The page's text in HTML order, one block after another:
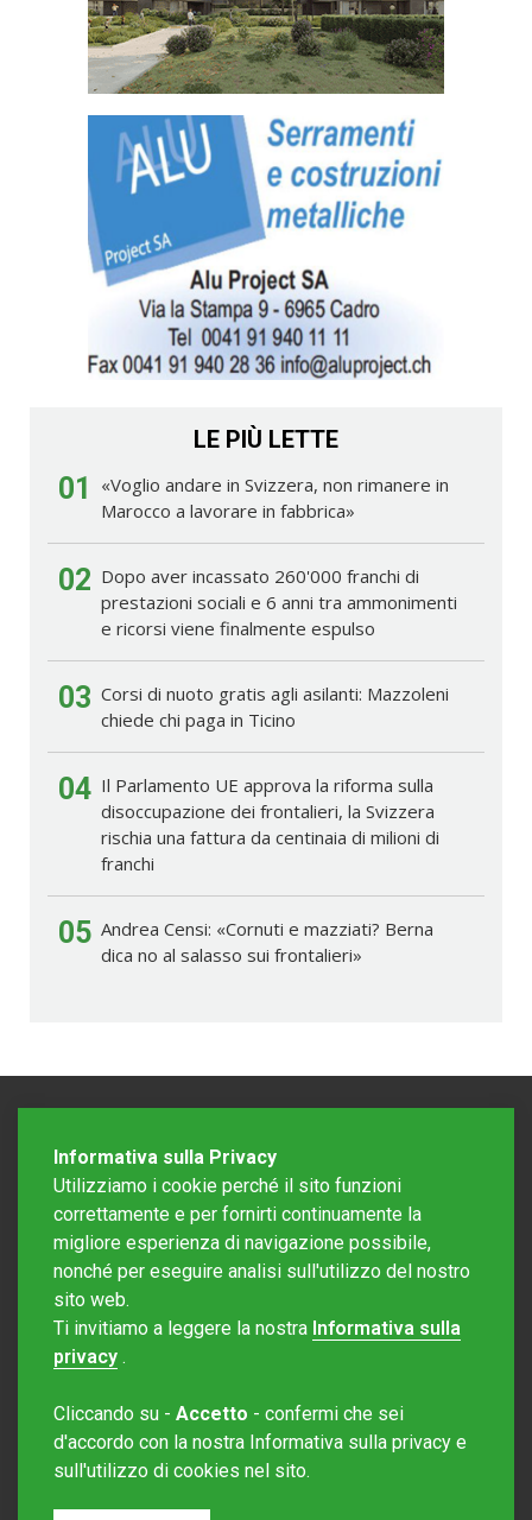
LE PIÙ LETTE
01
«Voglio andare in Svizzera, non rimanere in
Marocco a lavorare in fabbrica»
02 Dopo aver incassato 260'000 franchi di
prestazioni sociali e 6 anni tra ammonimenti
e ricorsi viene finalmente espulso
03 Corsi di nuoto gratis agli asilanti: Mazzoleni
chiede chi paga in Ticino
04 Il Parlamento UE approva la riforma sulla
disoccupazione dei frontalieri, la Svizzera
rischia una fattura da centinaia di milioni di
franchi
05 Andrea Censi: «Cornuti e mazziati? Berna
dica no al salasso sui frontalieri»
Editore Rotostampa SA
Sito creato daRedesign
Informativa sulla Privacy
Utilizziamo i cookie perché il sito funzioni
correttamente e per fornirti continuamente la
migliore esperienza di navigazione possibile,
nonché per eseguire analisi sull'utilizzo del nostro
sito web.
Ti invitiamo a leggere la nostra Informativa sulla
privacy .
Cliccando su - Accetto - confermi che sei
d'accordo con la nostra Informativa sulla privacy e
sull'utilizzo di cookies nel sito.